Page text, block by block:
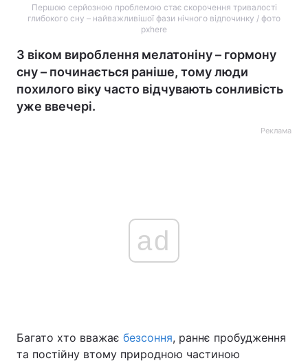
Україна Політика
Першою серйозною проблемою стає скорочення тривалості
глибокого сну – найважливішої фази нічного відпочинку / фото
pxhere
З віком вироблення мелатоніну – гормону
сну – починається раніше, тому люди
похилого віку часто відчувають сонливість
уже ввечері.
Реклама
ad
Багато хто вважає безсоння, раннє пробудження
та постійну втому природною частиною